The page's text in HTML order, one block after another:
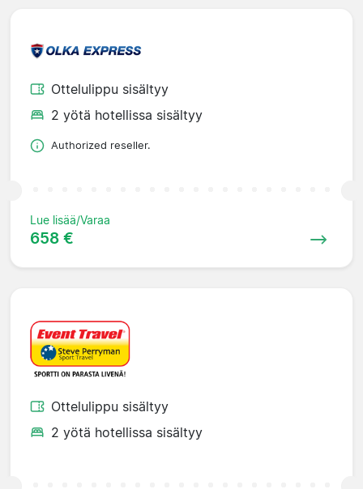
Ottelulippu sisältyy
2 yötä hotellissa sisältyy
Authorized reseller.
Lue lisää/Varaa
658 €
Ottelulippu sisältyy
2 yötä hotellissa sisältyy